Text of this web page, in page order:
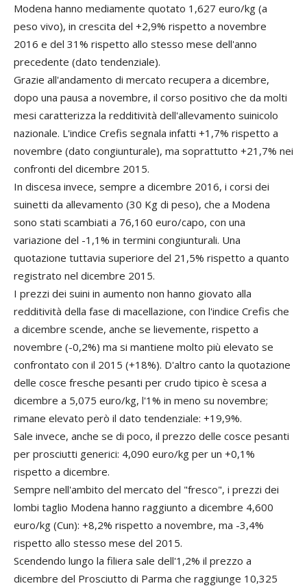
Modena hanno mediamente quotato 1,627 euro/kg (a
peso vivo), in crescita del +2,9% rispetto a novembre
2016 e del 31% rispetto allo stesso mese dell'anno
precedente (dato tendenziale).
Grazie all'andamento di mercato recupera a dicembre,
dopo una pausa a novembre, il corso positivo che da molti
mesi caratterizza la redditività dell'allevamento suinicolo
nazionale. L'indice Crefis segnala infatti +1,7% rispetto a
novembre (dato congiunturale), ma soprattutto +21,7% nei
confronti del dicembre 2015.
In discesa invece, sempre a dicembre 2016, i corsi dei
suinetti da allevamento (30 Kg di peso), che a Modena
sono stati scambiati a 76,160 euro/capo, con una
variazione del -1,1% in termini congiunturali. Una
quotazione tuttavia superiore del 21,5% rispetto a quanto
registrato nel dicembre 2015.
I prezzi dei suini in aumento non hanno giovato alla
redditività della fase di macellazione, con l'indice Crefis che
a dicembre scende, anche se lievemente, rispetto a
novembre (-0,2%) ma si mantiene molto più elevato se
confrontato con il 2015 (+18%). D'altro canto la quotazione
delle cosce fresche pesanti per crudo tipico è scesa a
dicembre a 5,075 euro/kg, l'1% in meno su novembre;
rimane elevato però il dato tendenziale: +19,9%.
Sale invece, anche se di poco, il prezzo delle cosce pesanti
per prosciutti generici: 4,090 euro/kg per un +0,1%
rispetto a dicembre.
Sempre nell'ambito del mercato del "fresco", i prezzi dei
lombi taglio Modena hanno raggiunto a dicembre 4,600
euro/kg (Cun): +8,2% rispetto a novembre, ma -3,4%
rispetto allo stesso mese del 2015.
Scendendo lungo la filiera sale dell'1,2% il prezzo a
dicembre del Prosciutto di Parma che raggiunge 10,325